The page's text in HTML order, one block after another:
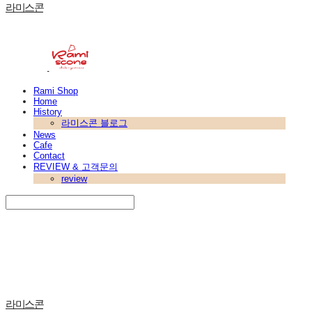
라미스콘
Rami Shop
Home
History
라미스콘 블로그
News
Cafe
Contact
REVIEW & 고객문의
review
라미스콘